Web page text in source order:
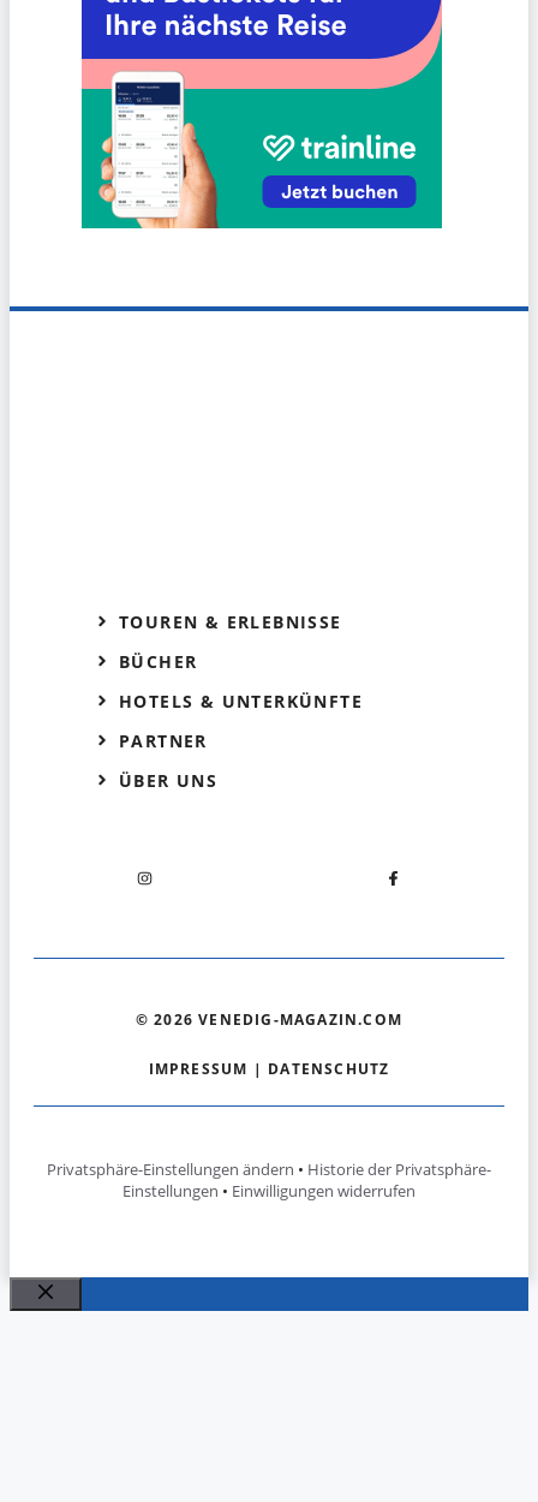
TOUREN & ERLEBNISSE
BÜCHER
HOTELS & UNTERKÜNFTE
PARTNER
ÜBER UNS
© 2026 VENEDIG-MAGAZIN.COM
IMPRESSUM | DATENSCHUTZ
Privatsphäre-Einstellungen ändern • Historie der Privatsphäre-
Einstellungen • Einwilligungen widerrufen
Schließen